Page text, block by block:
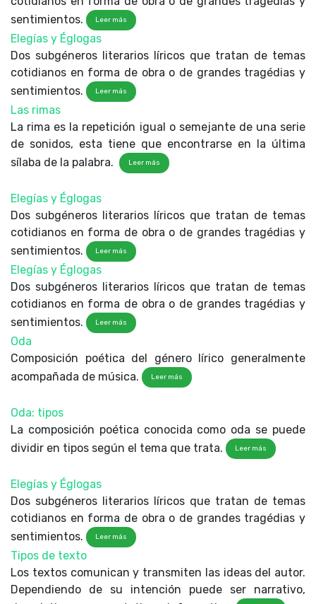
sentimientos.
Leer más
Elegías y Églogas
Dos subgéneros literarios líricos que tratan de temas
cotidianos en forma de obra o de grandes tragédias y
sentimientos.
Leer más
Las rimas
La rima es la repetición igual o semejante de una serie
de sonidos, esta tiene que encontrarse en la última
sílaba de la palabra.
Leer más
Elegías y Églogas
Dos subgéneros literarios líricos que tratan de temas
cotidianos en forma de obra o de grandes tragédias y
sentimientos.
Leer más
Elegías y Églogas
Dos subgéneros literarios líricos que tratan de temas
cotidianos en forma de obra o de grandes tragédias y
sentimientos.
Leer más
Oda
Composición poética del género lírico generalmente
acompañada de música.
Leer más
Oda: tipos
La composición poética conocida como oda se puede
dividir en tipos según el tema que trata.
Leer más
Elegías y Églogas
Dos subgéneros literarios líricos que tratan de temas
cotidianos en forma de obra o de grandes tragédias y
sentimientos.
Leer más
Tipos de texto
Los textos comunican y transmiten las ideas del autor.
Dependiendo de su intención puede ser narrativo,